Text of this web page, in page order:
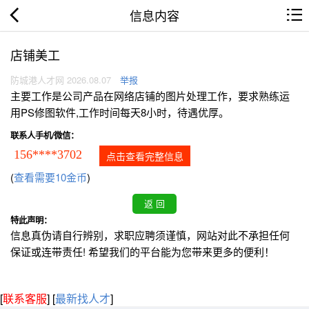
信息内容
店铺美工
防城港人才网 2026.08.07 举报
主要工作是公司产品在网络店铺的图片处理工作，要求熟练运
用PS修图软件,工作时间每天8小时，待遇优厚。
联系人手机/微信：
156****3702 点击查看完整信息
(查看需要10金币)
特此声明：
信息真伪请自行辨别，求职应聘须谨慎，网站对此不承担任何
保证或连带责任! 希望我们的平台能为您带来更多的便利！
[联系客服] [最新找人才]